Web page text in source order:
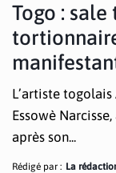
Togo :
L’artiste
Essowè
après son...
Rédigé par : La